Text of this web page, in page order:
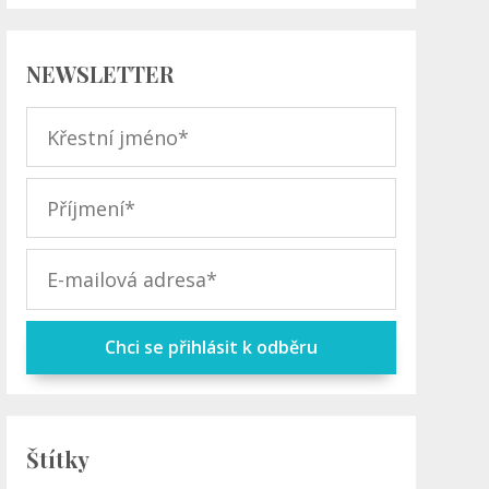
NEWSLETTER
Chci se přihlásit k odběru
Štítky